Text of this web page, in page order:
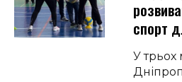
спорт
У трьох